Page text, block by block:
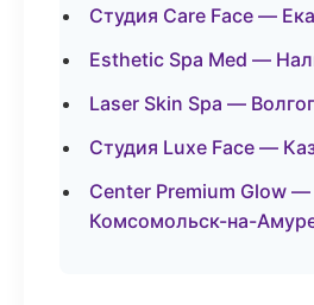
Студия Care Face —
Esthetic Spa Med —
Laser Skin Spa —
Студия Luxe Face —
Center Premium Glow —
Комсомольск-на-